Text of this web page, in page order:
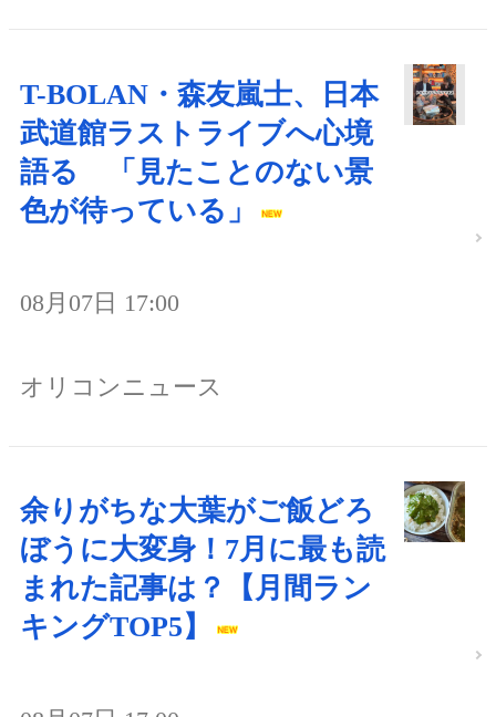
T-BOLAN・森友嵐士、日本
武道館ラストライブへ心境
語る 「見たことのない景
色が待っている」
08月07日 17:00
オリコンニュース
余りがちな大葉がご飯どろ
ぼうに大変身！7月に最も読
まれた記事は？【月間ラン
キングTOP5】